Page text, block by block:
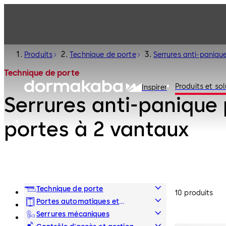
Inspirer Produits et
Produits Technique de porte Serrures anti-
Technique de porte
Serrures anti-panique
portes à 2 vantaux
Technique de porte
Portes automatiques et
obstacles physiques
Serrures mécaniques
10 produits